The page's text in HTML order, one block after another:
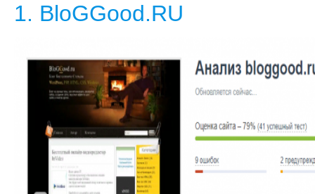
1. BloGGood.RU